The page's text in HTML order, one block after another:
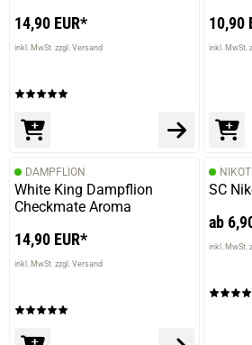
14,90 EUR*
inkl. MwSt. zzgl. Versand
10,90
inkl. MwSt.
DAMPFLION
White King Dampflion
Checkmate Aroma
14,90 EUR*
inkl. MwSt. zzgl. Versand
SC
ab
inkl. MwSt.